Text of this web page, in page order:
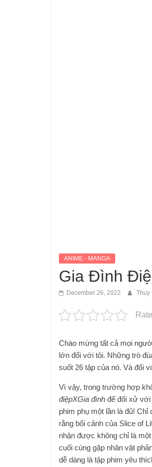
ANIME - MANGA
Gia Đình
December 26, 2022 Thuy
Chào mừng tất cả mọi
lớn đối với tôi. Những trò
suốt 26 tập của nó. Và đối
Vì vậy, trong trường hợp
điệpXGia đình để đối xử với
phim phụ một lần là đủ!
rằng bối cảnh của Slice of
nhận được không chỉ là
cuối cùng gặp nhân vật
dễ dàng là tập phim yêu